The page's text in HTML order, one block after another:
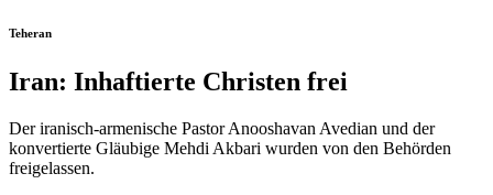
Teheran
Iran: Inhaftierte Christen frei
Der iranisch-armenische Pastor Anooshavan Avedian und der
konvertierte Gläubige Mehdi Akbari wurden von den Behörden
freigelassen.